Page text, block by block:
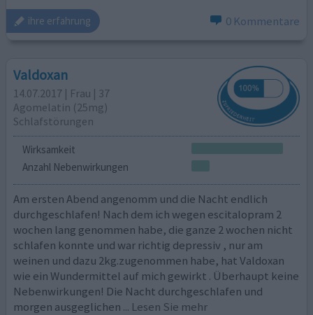
ihre erfahrung 0 Kommentare
Valdoxan
14.07.2017 | Frau | 37
Agomelatin (25mg)
Schlafstörungen
Wirksamkeit
Anzahl Nebenwirkungen
Am ersten Abend angenomm und die Nacht endlich
durchgeschlafen! Nach dem ich wegen escitalopram 2
wochen lang genommen habe, die ganze 2 wochen nicht
schlafen konnte und war richtig depressiv , nur am
weinen und dazu 2kg.zugenommen habe, hat Valdoxan
wie ein Wundermittel auf mich gewirkt . Überhaupt keine
Nebenwirkungen! Die Nacht durchgeschlafen und
morgen ausgeglichen ... Lesen Sie mehr